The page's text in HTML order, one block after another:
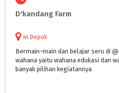
D'kandang Farm
in Depok
Bermain-main dan belajar seru di
wahana yaitu wahana edukasi dan
banyak pilihan kegiatannya